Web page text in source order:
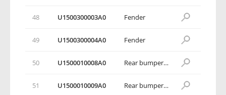
48 U1500300003A0 Fender
49 U1500300004A0 Fender
50 U1500010008A0 Rear bumper mounting bracket 1
51 U1500010009A0 Rear bumper mounting bracket 2